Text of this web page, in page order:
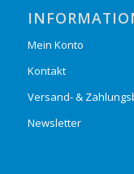
Mein Konto
Kontakt
Versand- &
Newsletter